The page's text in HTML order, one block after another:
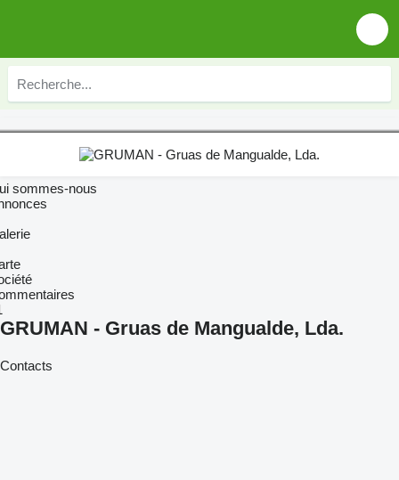
sommes-nous
GRUMAN - Gruas de Mangualde, Lda.
Contacts